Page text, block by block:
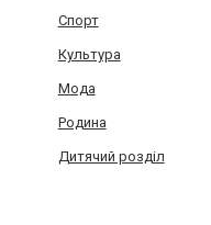
Спорт
Культура
Мода
Родина
Дитячий розділ